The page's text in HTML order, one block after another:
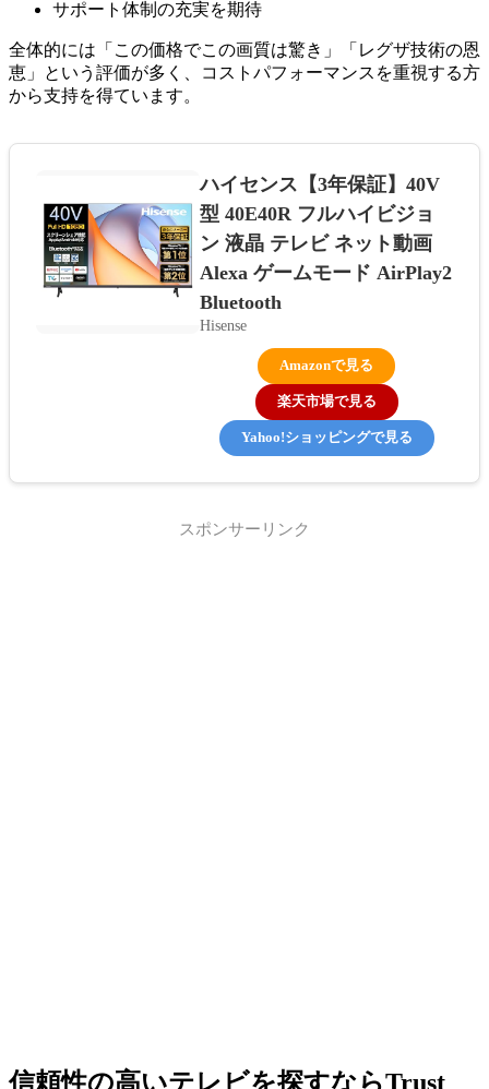
サポート体制の充実を期待
全体的には「この価格でこの画質は驚き」「レグザ技術の恩
恵」という評価が多く、コストパフォーマンスを重視する方
から支持を得ています。
ハイセンス【3年保証】40V
型 40E40R フルハイビジョ
ン 液晶 テレビ ネット動画
Alexa ゲームモード AirPlay2
Bluetooth
Hisense
Amazonで見る
楽天市場で見る
Yahoo!ショッピングで見る
スポンサーリンク
信頼性の高いテレビを探すならTrust